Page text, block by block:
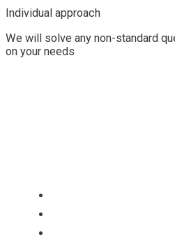
Individual approach
We will solve any non-standard
on your needs